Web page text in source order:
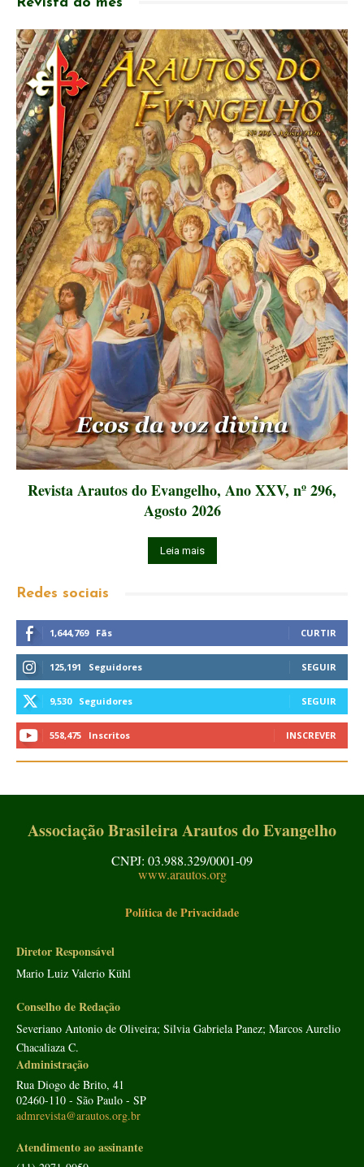
Revista Arautos do Evangelho, Ano XXV, nº 296,
Agosto 2026
Leia mais
Redes sociais
1,644,769 Fãs CURTIR
125,191 Seguidores SEGUIR
9,530 Seguidores SEGUIR
558,475 Inscritos INSCREVER
Associação Brasileira Arautos do Evangelho
CNPJ: 03.988.329/0001-09
www.arautos.org
Política de Privacidade
Diretor Responsável
Mario Luiz Valerio Kühl
Conselho de Redação
Severiano Antonio de Oliveira; Silvia Gabriela Panez; Marcos Aurelio
Chacaliaza C.
Administração
Rua Diogo de Brito, 41
02460-110 - São Paulo - SP
admrevista@arautos.org.br
Atendimento ao assinante